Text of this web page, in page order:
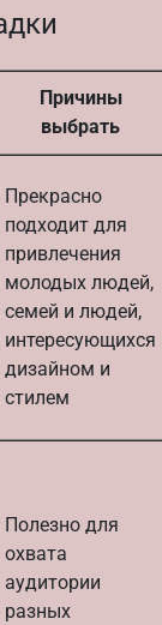
Причины
выбрать
Прекрасно
подходит для
привлечения
молодых людей,
семей и людей,
интересующихся
дизайном и
стилем
Полезно для
охвата
аудитории
разных